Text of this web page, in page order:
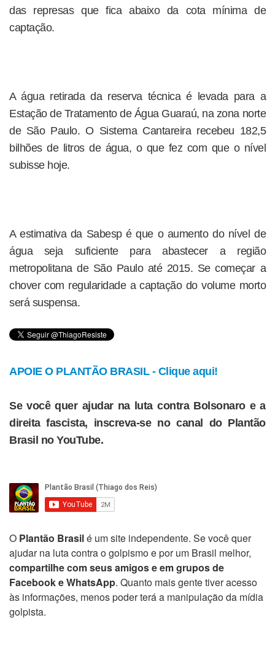
das represas que fica abaixo da cota mínima de
captação.
A água retirada da reserva técnica é levada para a
Estação de Tratamento de Água Guaraú, na zona norte
de São Paulo. O Sistema Cantareira recebeu 182,5
bilhões de litros de água, o que fez com que o nível
subisse hoje.
A estimativa da Sabesp é que o aumento do nível de
água seja suficiente para abastecer a região
metropolitana de São Paulo até 2015. Se começar a
chover com regularidade a captação do volume morto
será suspensa.
APOIE O PLANTÃO BRASIL - Clique aqui!
Se você quer ajudar na luta contra Bolsonaro e a
direita fascista, inscreva-se no canal do Plantão
Brasil no YouTube.
O Plantão Brasilé um site independente. Se você quer
ajudar na luta contra o golpismo e por um Brasil melhor,
compartilhe com seus amigos e em grupos de
Facebook e WhatsApp. Quanto mais gente tiver acesso
às informações, menos poder terá a manipulação da mídia
golpista.